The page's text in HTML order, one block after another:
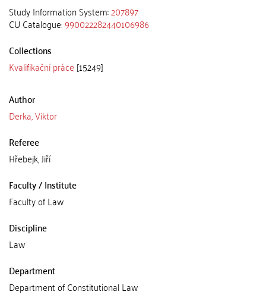
Study Information System:207897
CU Catalogue:990022282440106986
Collections
Kvalifikační práce [15249]
Author
Derka, Viktor
Referee
Hřebejk, Jiří
Faculty / Institute
Faculty of Law
Discipline
Law
Department
Department of Constitutional Law